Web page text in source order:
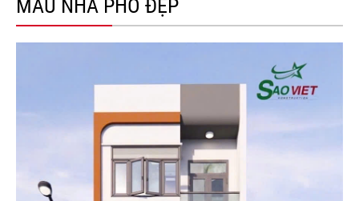
MẪU NHÀ PHỐ ĐẸP